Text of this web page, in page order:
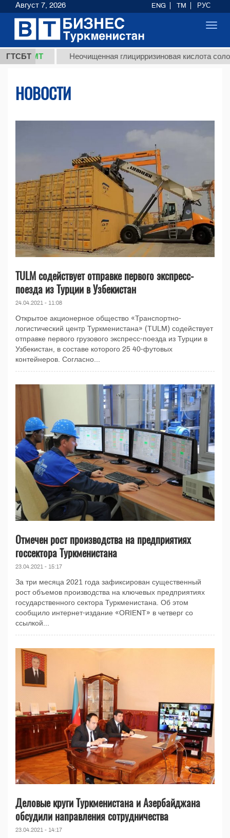
ГТСБТ Неочищенная глицирризиновая кислота солодкового
НОВОСТИ
TULM содействует отправке первого экспресс-
поезда из Турции в Узбекистан
24.04.2021 - 11:08
Открытое акционерное общество «Транспортно-
логистический центр Туркменистана» (TULM) содействует
отправке первого грузового экспресс-поезда из Турции в
Узбекистан, в составе которого 25 40-футовых
контейнеров. Согласно...
Отмечен рост производства на предприятиях
госсектора Туркменистана
23.04.2021 - 15:17
За три месяца 2021 года зафиксирован существенный
рост объемов производства на ключевых предприятиях
государственного сектора Туркменистана. Об этом
сообщило интернет-издание «ORIENT» в четверг со
ссылкой...
Деловые круги Туркменистана и Азербайджана
обсудили направления сотрудничества
23.04.2021 - 14:17
Август 7, 2026 ENG TM РУС